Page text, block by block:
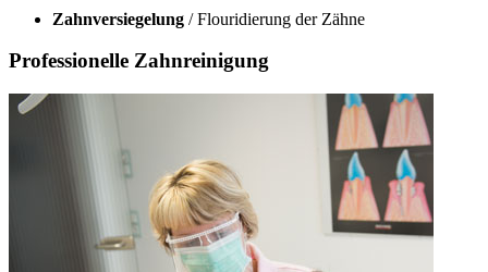
Zahnversiegelung / Flouridierung der Zähne
Professionelle Zahnreinigung